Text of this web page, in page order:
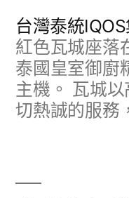
台灣泰統
紅色瓦城座落
泰國皇室御廚
主機。 瓦城
切熱誠的服務